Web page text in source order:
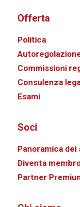
Offerta
Politica
Commissioni
Consulenza
Esami
Soci
Panoramica dei
Diventa
Partner